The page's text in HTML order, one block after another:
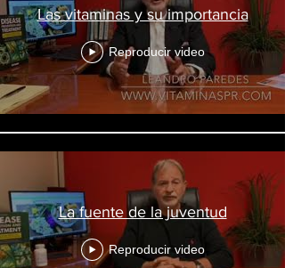
Las vitaminas y su importancia
Reproducir video
La fuente de la juventud
Reproducir video